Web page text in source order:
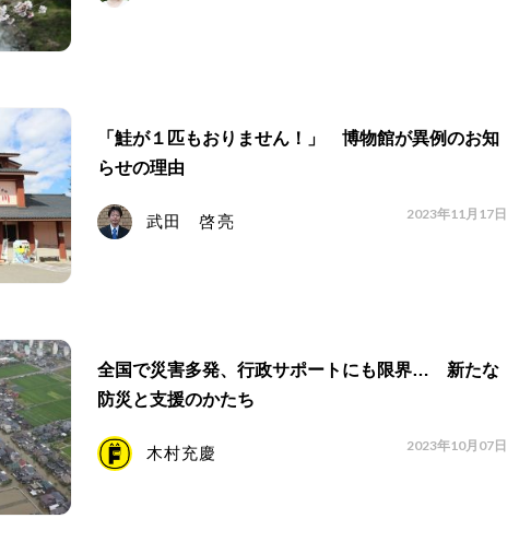
「鮭が１匹もおりません！」 博物館が異例のお知
らせの理由
武田 啓亮 2023年11月17日
全国で災害多発、行政サポートにも限界… 新たな
防災と支援のかたち
木村充慶 2023年10月07日